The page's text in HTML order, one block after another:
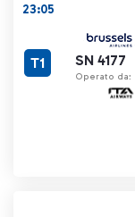
23:05
SN 4177
Operato da:
T1